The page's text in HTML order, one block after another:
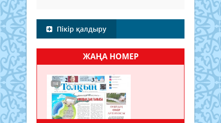
Пікір қалдыру
ЖАҢА НОМЕР